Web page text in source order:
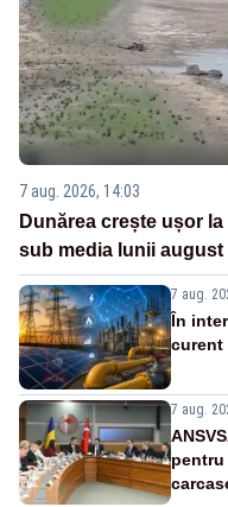
7 aug. 2026, 14:03
Dunărea crește ușor
sub media lunii august
7 aug.
În
curent
7 aug.